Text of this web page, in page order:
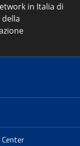
in Italia di